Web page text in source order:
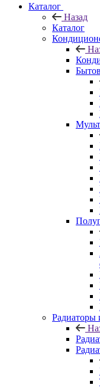
Каталог
Назад
Каталог
Радиаторы